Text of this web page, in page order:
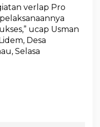
verlap Pro
ucap Usman
Desa
Selasa